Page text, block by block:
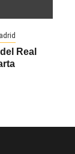
Real